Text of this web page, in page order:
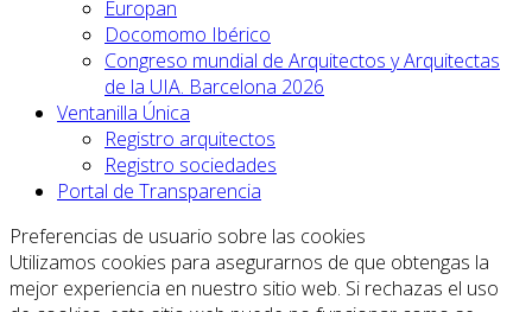
Europan
Docomomo Ibérico
Congreso mundial de Arquitectos y Arquitectas
de la UIA. Barcelona 2026
Ventanilla Única
Registro arquitectos
Registro sociedades
Portal de Transparencia
Preferencias de usuario sobre las cookies
Utilizamos cookies para asegurarnos de que obtengas la
mejor experiencia en nuestro sitio web. Si rechazas el uso